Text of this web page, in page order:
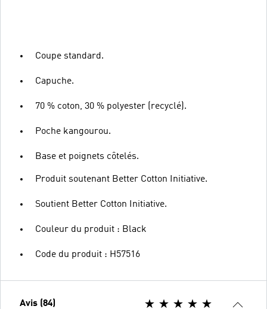
Coupe standard.
Capuche.
70 % coton, 30 % polyester (recyclé).
Poche kangourou.
Base et poignets côtelés.
Produit soutenant Better Cotton Initiative.
Soutient Better Cotton Initiative.
Couleur du produit : Black
Code du produit : H57516
Avis (84)